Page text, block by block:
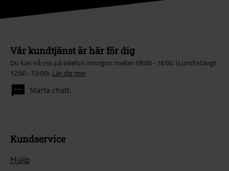
Vår kundtjänst är här för dig
Du kan nå oss på telefon imorgon mellan 09:00 - 16:00. (Lunchstängt
12:00 - 13:00). Lär dig mer
Starta chatt.
Kundservice
Hjälp